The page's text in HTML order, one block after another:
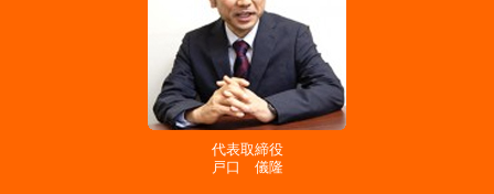
代表取締役
戸口 儀隆